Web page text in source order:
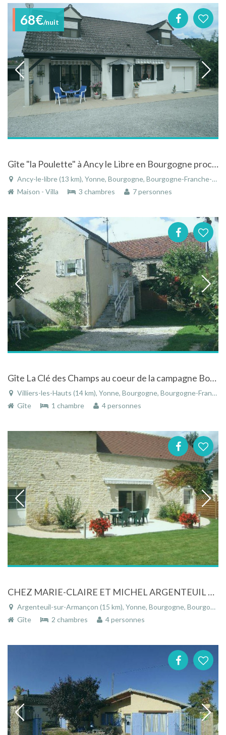
68€/nuit
Gîte "la Poulette" à Ancy le Libre en Bourgogne proche de Chablis et du canal de Bourgogne
Ancy-le-libre (13 km), Yonne, Bourgogne, Bourgogne-Franche-Comté, France
Maison - Villa
3 chambres 7 personnes
Gîte La Clé des Champs au coeur de la campagne Bourguignonne
Villiers-les-Hauts (14 km), Yonne, Bourgogne, Bourgogne-Franche-Comté, France
Gîte
1 chambre 4 personnes
CHEZ MARIE-CLAIRE ET MICHEL ARGENTEUIL SUR ARMACON
Argenteuil-sur-Armançon (15 km), Yonne, Bourgogne, Bourgogne-Franche-Comté, France
Gîte
2 chambres 4 personnes